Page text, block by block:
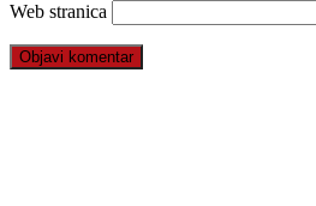
Web stranica